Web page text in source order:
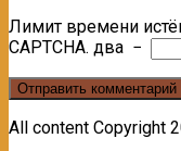
Лимит времени
CAPTCHA. два −
All content Copyright